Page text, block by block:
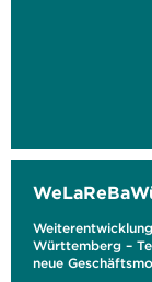
Württemberg –
neue